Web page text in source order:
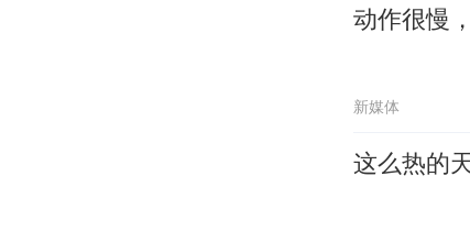
动作很慢
新媒体
这么热的